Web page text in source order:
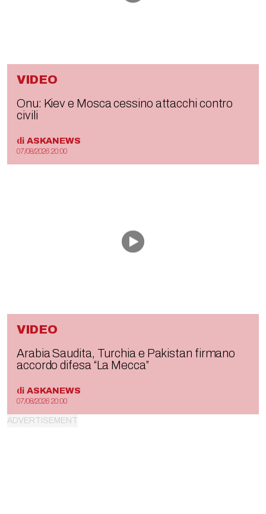
VIDEO
Onu: Kiev e Mosca cessino attacchi contro
civili
di ASKANEWS
07/08/2026 20:00
VIDEO
Arabia Saudita, Turchia e Pakistan firmano
accordo difesa “La Mecca”
di ASKANEWS
07/08/2026 20:00